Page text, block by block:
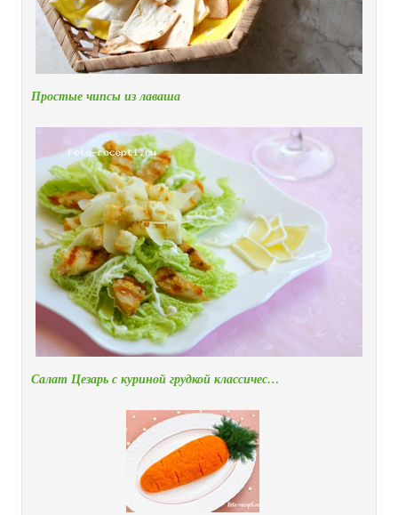
Простые чипсы из лаваша
Салат Цезарь с куриной грудкой классичес…